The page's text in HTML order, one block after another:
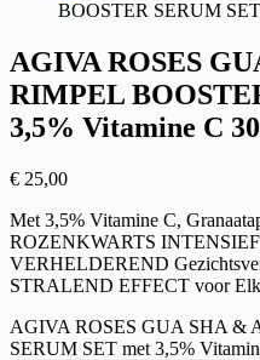
AGIVA ROSES
RIMPEL
3,5% Vitamine C
€ 25,00
Met 3,5% Vitamine C,
ROZENKWARTS
VERHELDEREND
STRALEND EFFECT voor
AGIVA ROSES GUA SHA &
SERUM SET met 3,5%